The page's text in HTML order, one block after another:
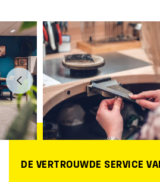
DE VERTROUWDE SERVICE